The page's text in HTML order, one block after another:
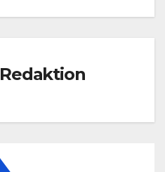
Redaktion